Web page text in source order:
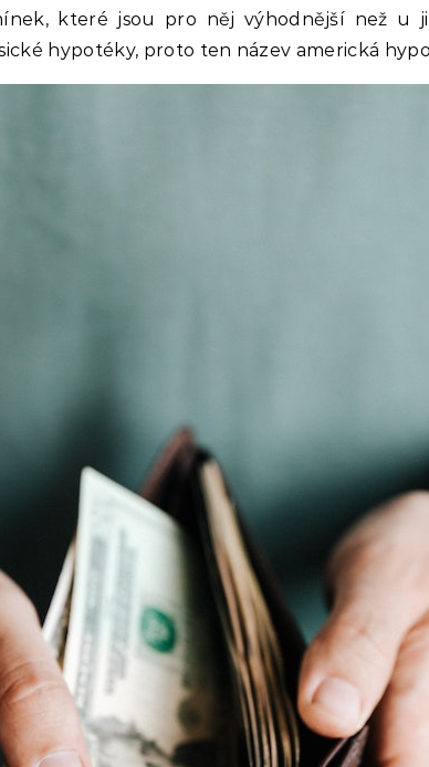
které jsou pro něj výhodnější než u
hypotéky, proto ten název americká